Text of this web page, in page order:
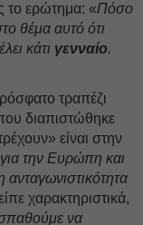
το ερώτημα: «Πόσο
θέμα αυτό ότι
κάτι γενναίο.
τραπέζι
διαπιστώθηκε
είναι στην
για την Ευρώπη και
ανταγωνιστικότητα
χαρακτηριστικά,
να